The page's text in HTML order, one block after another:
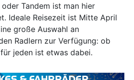
Tandem ist man hier
Ideale Reisezeit ist Mitte April
große Auswahl an
Radlern zur Verfügung: ob
jeden ist etwas dabei.